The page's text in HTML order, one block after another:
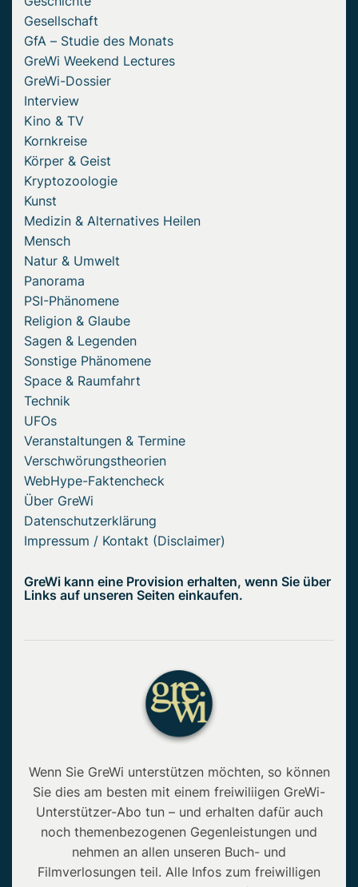
Gesellschaft
GfA – Studie des Monats
GreWi Weekend Lectures
GreWi-Dossier
Interview
Kino & TV
Kornkreise
Körper & Geist
Kryptozoologie
Kunst
Medizin & Alternatives Heilen
Mensch
Natur & Umwelt
Panorama
PSI-Phänomene
Religion & Glaube
Sagen & Legenden
Sonstige Phänomene
Space & Raumfahrt
Technik
UFOs
Veranstaltungen & Termine
Verschwörungstheorien
WebHype-Faktencheck
Über GreWi
Datenschutzerklärung
Impressum / Kontakt (Disclaimer)
GreWi kann eine Provision erhalten, wenn Sie über
Links auf unseren Seiten einkaufen.
Wenn Sie GreWi unterstützen möchten, so können
Sie dies am besten mit einem freiwiliigen GreWi-
Unterstützer-Abo tun – und erhalten dafür auch
noch themenbezogenen Gegenleistungen und
nehmen an allen unseren Buch- und
Filmverlosungen teil. Alle Infos zum freiwilligen